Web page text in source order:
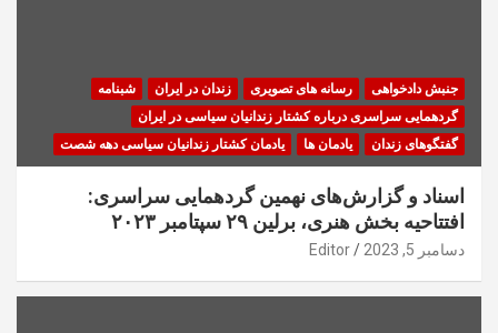
جنبش دادخواهی رسانه های تصویری زندان در ایران
شبنامه
گردهمایی سراسری درباره کشتار زندانیان سیاسی در ایران
گفتگوهای زندان
یادمان ها یادمان کشتار زندانیان سیاسی دهه شصت
اسناد و گزارش‌های نهمین گردهمایی سراسری:
افتتاحیه بخش هنری، برلین ۲۹ سپتامبر ۲۰۲۳
دسامبر 5, 2023 Editor